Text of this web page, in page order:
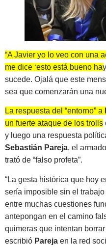
“A Javier yo lo veo con una
me dice ‘esto está bueno
sucede. Ojalá que este
sea que comenzarán una
La respuesta del “entorno” a
un fuerte ataque de los trolls
y luego una respuesta
Sebastián Pareja, el
trató de “falso profeta”.
“La gesta histórica que hoy
sería imposible sin el
entre muchas cuestiones
antepongan en el camino
quimeras que intentan
escribió Pareja en la red